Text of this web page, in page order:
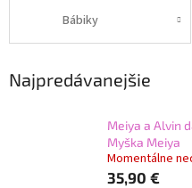
Bábiky
Najpredávanejšie
Meiya a Alvin
Myška Meiya
Momentálne
35,90 €